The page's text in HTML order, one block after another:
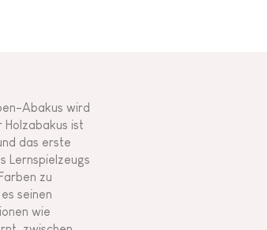
Abakus wird
Holzabakus ist
das erste
Lernspielzeugs
zu
seinen
wie